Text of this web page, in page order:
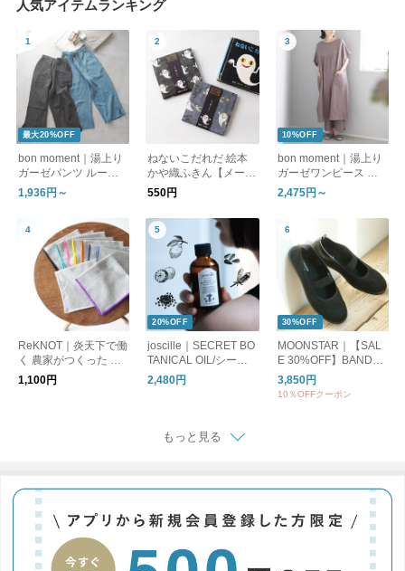
人気アイテムランキング
最大20%OFF
bon moment｜湯上り
ガーゼパンツ ルーム
パンツ
1,936円～
ねないこだれだ 絵本
かや織ふきん【メール
便可】
550円
10%OFF
bon moment｜湯上り
ガーゼワンピース ル
ームワンピース
2,475円～
ReKNOT｜炎天下で働
く 農家がつくった 手
ぬぐい ハンカチ MFS
2610 リノット ギフト
1,100円
20%OFF
joscille｜SECRET BO
TANICAL OIL/シーク
レットボタニカルオイ
ル
2,480円
30%OFF
MOONSTAR｜【SAL
E 30%OFF】BANDBA
LLET バンドバレー バ
レーシューズ フラッ
3,850円
10％OFFクーポン
もっと見る